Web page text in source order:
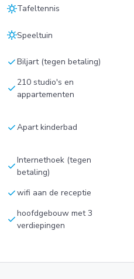
sunnyTafeltennis
sunnySpeeltuin
checkBiljart (tegen betaling)
check 210 studio's en
appartementen
checkApart kinderbad
checkInternethoek (tegen
betaling)
checkwifi aan de receptie
checkhoofdgebouw met 3
verdiepingen